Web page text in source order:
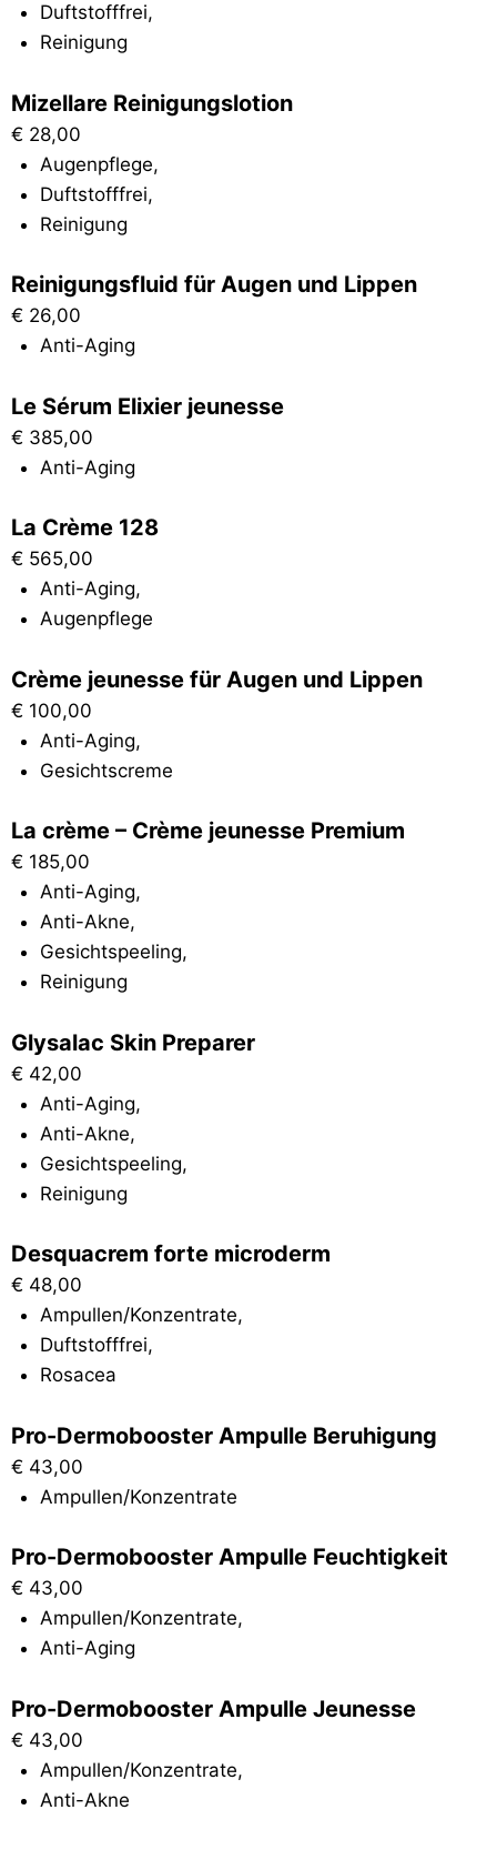
Duftstofffrei,
Reinigung
Mizellare Reinigungslotion
€ 28,00
Augenpflege,
Duftstofffrei,
Reinigung
Reinigungsfluid für Augen und Lippen
€ 26,00
Anti-Aging
Le Sérum Elixier jeunesse
€ 385,00
Anti-Aging
La Crème 128
€ 565,00
Anti-Aging,
Augenpflege
Crème jeunesse für Augen und Lippen
€ 100,00
Anti-Aging,
Gesichtscreme
La crème – Crème jeunesse Premium
€ 185,00
Anti-Aging,
Anti-Akne,
Gesichtspeeling,
Reinigung
Glysalac Skin Preparer
€ 42,00
Anti-Aging,
Anti-Akne,
Gesichtspeeling,
Reinigung
Desquacrem forte microderm
€ 48,00
Ampullen/Konzentrate,
Duftstofffrei,
Rosacea
Pro-Dermobooster Ampulle Beruhigung
€ 43,00
Ampullen/Konzentrate
Pro-Dermobooster Ampulle Feuchtigkeit
€ 43,00
Ampullen/Konzentrate,
Anti-Aging
Pro-Dermobooster Ampulle Jeunesse
€ 43,00
Ampullen/Konzentrate,
Anti-Akne